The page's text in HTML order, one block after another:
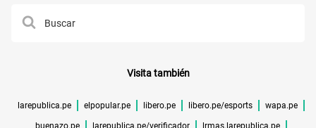
Visita también
larepublica.pe elpopular.pe libero.pe libero.pe/esports wapa.pe